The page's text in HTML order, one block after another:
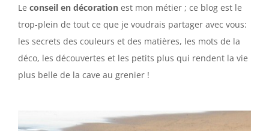
Le conseil en décoration est mon métier ; ce blog est le
trop-plein de tout ce que je voudrais partager avec vous:
les secrets des couleurs et des matières, les mots de la
déco, les découvertes et les petits plus qui rendent la vie
plus belle de la cave au grenier !